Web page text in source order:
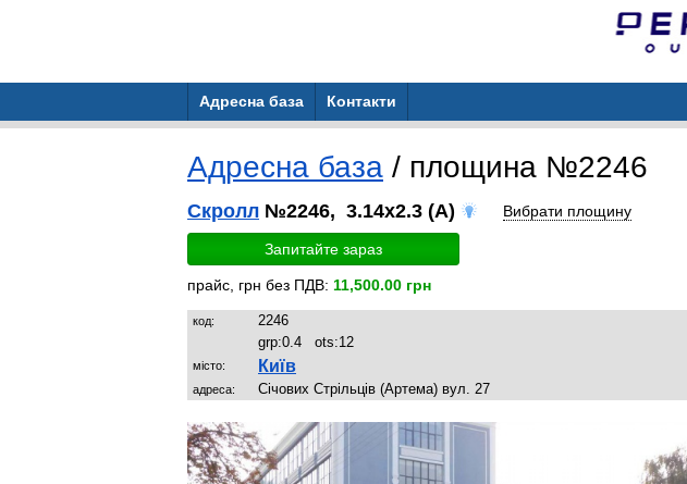
Адресна база Контакти
Адресна база / площина №2246
Скролл №2246, 3.14x2.3 (A) Вибрати площину
Запитайте зараз
прайс, грн без ПДВ: 11,500.00 грн
код:
2246
grp:0.4 ots:12
місто: Київ
адреса: Січових Стрільців (Артема) вул. 27